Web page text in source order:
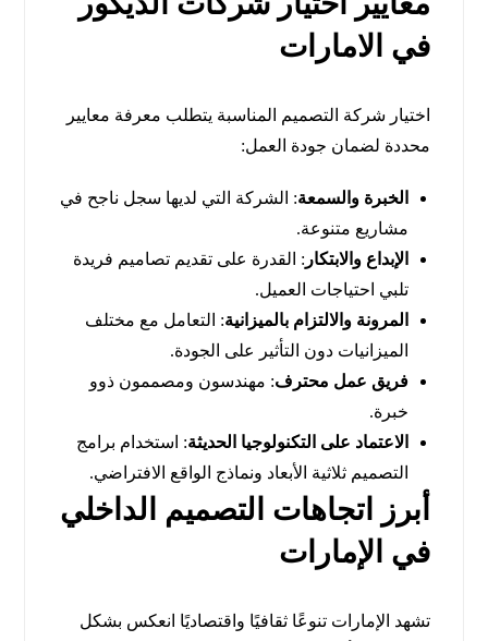
في الامارات
اختيار شركة التصميم المناسبة يتطلب معرفة معايير
محددة لضمان جودة العمل:
الخبرة والسمعة: الشركة التي لديها سجل ناجح في
مشاريع متنوعة.
الإبداع والابتكار : القدرة على تقديم تصاميم فريدة
تلبي احتياجات العميل.
المرونة والالتزام بالميزانية: التعامل مع مختلف
الميزانيات دون التأثير على الجودة.
فريق عمل محترف: مهندسون ومصممون ذوو
خبرة.
الاعتماد على التكنولوجيا الحديثة: استخدام برامج
التصميم ثلاثية الأبعاد ونماذج الواقع الافتراضي.
أبرز اتجاهات التصميم الداخلي
في الإمارات
تشهد الإمارات تنوعًا ثقافيًا واقتصاديًا انعكس بشكل